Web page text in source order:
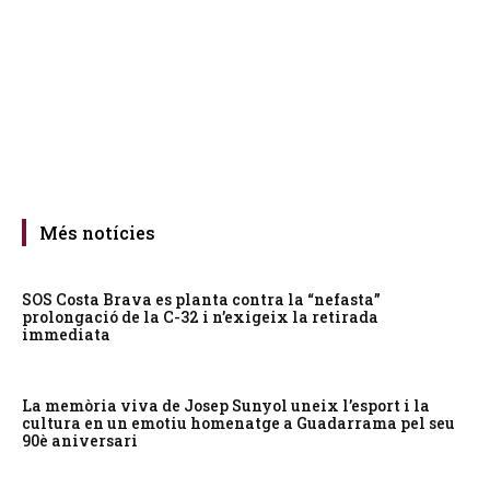
Més notícies
SOS Costa Brava es planta contra la “nefasta”
prolongació de la C-32 i n’exigeix la retirada
immediata
La memòria viva de Josep Sunyol uneix l’esport i la
cultura en un emotiu homenatge a Guadarrama pel seu
90è aniversari